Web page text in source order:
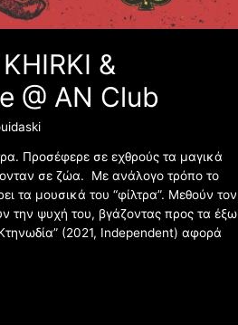
&
@ AN Club
Προσέφερε σε εχθρούς τα μαγικά
σε ζώα. Με ανάλογο τρόπο το
τα μουσικά του “φίλτρα”. Μεθούν τον
την ψυχή του, βγάζοντας προς τα έξω
(2021, Independent) αφορά